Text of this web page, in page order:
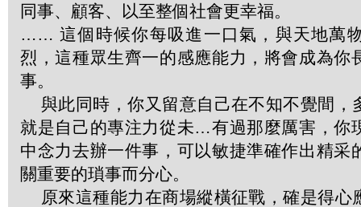
同事、顧客、以至整個社會更幸福。
…… 這個時候你每吸進一口氣，與天地萬
烈，這種眾生齊一的感應能力，將會成為你
事。
與此同時，你又留意自己在不知不覺間，
就是自己的專注力從未…有過那麼厲害，你
中念力去辦一件事，可以敏捷準確作出精采
關重要的瑣事而分心。
原來這種能力在商場縱橫征戰，確是得心